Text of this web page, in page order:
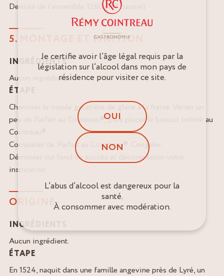
Densité de l’ensemble 1260 (16° baumé)
5. MONTAGE ET FINITION
INGRÉDIENTS
Aucun ingrédient.
ÉTAPE
Chemiser le moule gouttière de glace à la fraise. Verser un
peu de Parfait au Cointreau®, puis placer le biscuit imbité au
Cointreau®.
Compléter de Parfait au Cointreau®. Congeler.
Démouler sur fond de succès et décorer selon votre
inspiration.
ORIGINE
INGRÉDIENTS
Aucun ingrédient.
ÉTAPE
En 1524, naquit dans une famille angevine près de Lyré, un
Je certifie avoir l’âge légal requis par la
législation sur l’alcool dans mon pays de
résidence pour visiter ce site.
OUI
NON
L’abus d’alcool est dangereux pour la
santé.
À consommer avec modération.